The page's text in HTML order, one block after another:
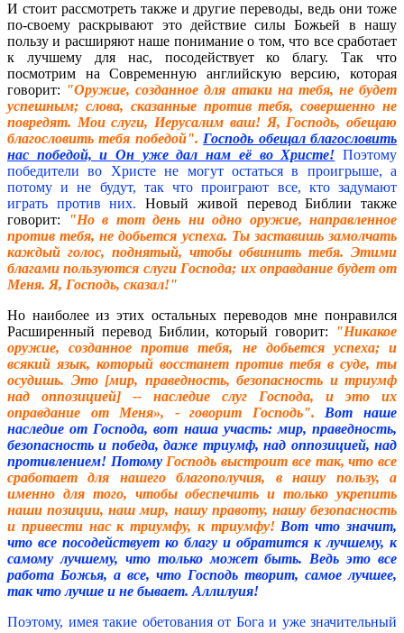
И стоит рассмотреть также и другие переводы, ведь они тоже
по-своему раскрывают это действие силы Божьей в нашу
пользу и расширяют наше понимание о том, что все сработает
к лучшему для нас, посодействует ко благу. Так что
посмотрим на Современную английскую версию, которая
говорит: "Оружие, созданное для атаки на тебя, не будет
успешным; слова, сказанные против тебя, совершенно не
повредят. Мои слуги, Иерусалим ваш! Я, Господь, обещаю
благословить тебя победой". Господь обещал благословить
нас победой, и Он уже дал нам её во Христе! Поэтому
победители во Христе не могут остаться в проигрыше, а
потому и не будут, так что проиграют все, кто задумают
играть против них. Новый живой перевод Библии также
говорит:
"Но в тот день ни одно оружие, направленное
против тебя, не добьется успеха. Ты заставишь замолчать
каждый голос, поднятый, чтобы обвинить тебя. Этими
благами пользуются слуги Господа; их оправдание будет от
Меня. Я, Господь, сказал!"
Но наиболее из этих остальных переводов мне понравился
Расширенный перевод Библии, который говорит:
"Никакое
оружие, созданное против тебя, не добьется успеха; и
всякий язык, который восстанет против тебя в суде, ты
осудишь. Это [мир, праведность, безопасность и триумф
над оппозицией] -- наследие слуг Господа, и это их
оправдание от Меня», - говорит Господь".
Вот наше
наследие от Господа, вот наша участь: мир, праведность,
безопасность и победа, даже триумф, над оппозицией, над
противлением! Потому Господь выстроит все так, что все
сработает для нашего благополучия, в нашу пользу, а
именно для того, чтобы обеспечить и только укрепить
наши позиции, наш мир, нашу правоту, нашу безопасность
и привести нас к триумфу, к триумфу!Вот что значит,
что все посодействует ко благу и обратится к лучшему, к
самому лучшему, что только может быть. Ведь это все
работа Божья, а все, что Господь творит, самое лучшее,
так что лучше и не бывает. Аллилуия!
Поэтому, имея такие обетования от Бога и уже значительный